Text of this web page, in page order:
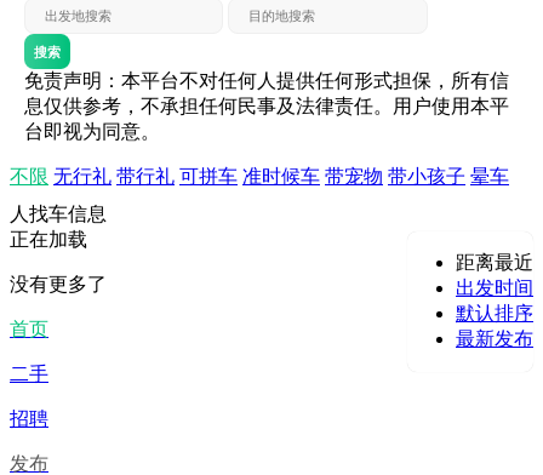
搜索
免责声明：本平台不对任何人提供任何形式担保，所有信
息仅供参考，不承担任何民事及法律责任。用户使用本平
台即视为同意。
不限 无行礼 带行礼 可拼车 准时候车 带宠物 带小孩子 晕车
人找车信息
距离最近
出发时间
默认排序
最新发布
正在加载
没有更多了
首页
二手
招聘
发布